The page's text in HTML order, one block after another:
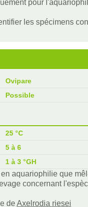
pour
les spécimens
Ovipare
Possible
25 °C
5 à 6
1 à 3 °GH
aquariophilie que
concernant
deAxelrodia riesei